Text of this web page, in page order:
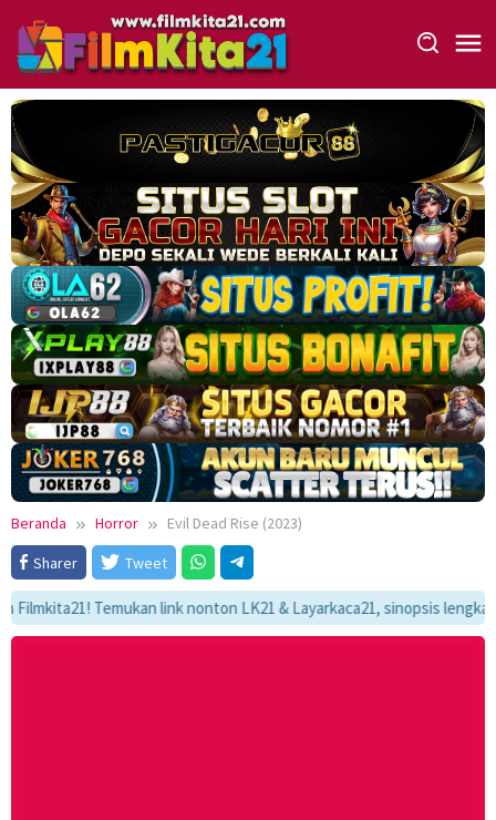
konten
Beranda Horror
Evil Dead Rise (2023)
Sharer
Tweet
Temukan link nonton LK21 & Layarkaca21, sinopsis lengkap,